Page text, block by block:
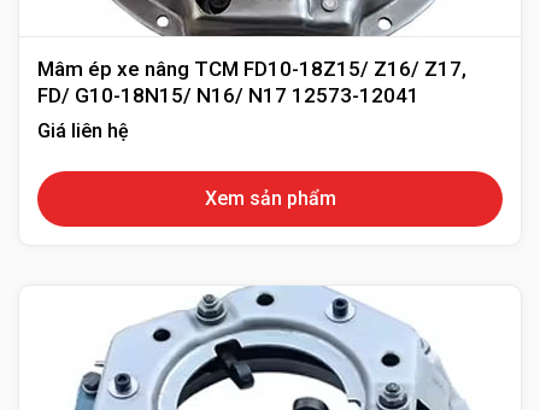
Mâm ép xe nâng TCM FD10-18Z15/ Z16/ Z17,
FD/ G10-18N15/ N16/ N17 12573-12041
Giá liên hệ
Xem sản phẩm